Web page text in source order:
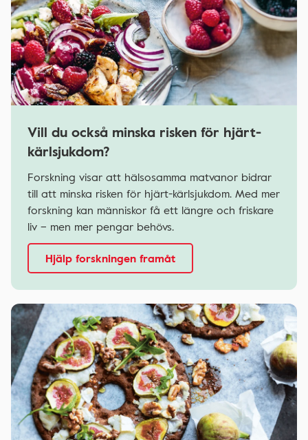
Vill du också minska risken för hjärt-
kärlsjukdom?
Forskning visar att hälsosamma matvanor bidrar
till att minska risken för hjärt-kärlsjukdom. Med mer
forskning kan människor få ett längre och friskare
liv – men mer pengar behövs.
Hjälp forskningen framåt